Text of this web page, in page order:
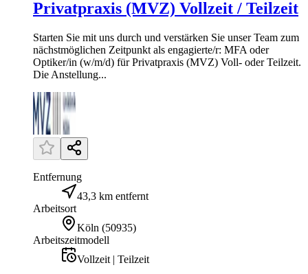
Privatpraxis (MVZ) Vollzeit / Teilzeit
Starten Sie mit uns durch und verstärken Sie unser Team zum
nächstmöglichen Zeitpunkt als engagierte/r: MFA oder
Optiker/in (w/m/d) für Privatpraxis (MVZ) Voll- oder Teilzeit.
Die Anstellung...
Entfernung
43,3 km entfernt
Arbeitsort
Köln (50935)
Arbeitszeitmodell
Vollzeit | Teilzeit